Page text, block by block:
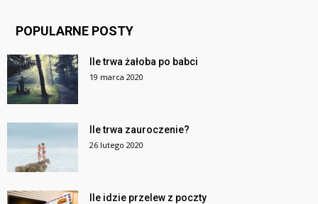
POPULARNE POSTY
Ile trwa żałoba po babci
19 marca 2020
Ile trwa zauroczenie?
26 lutego 2020
Ile idzie przelew z poczty